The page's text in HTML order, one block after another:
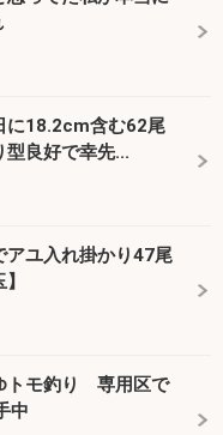
に18.2cm含む62尾
型良好で幸先...
アユ入れ掛かり47尾
トモ釣り 専用区で
中